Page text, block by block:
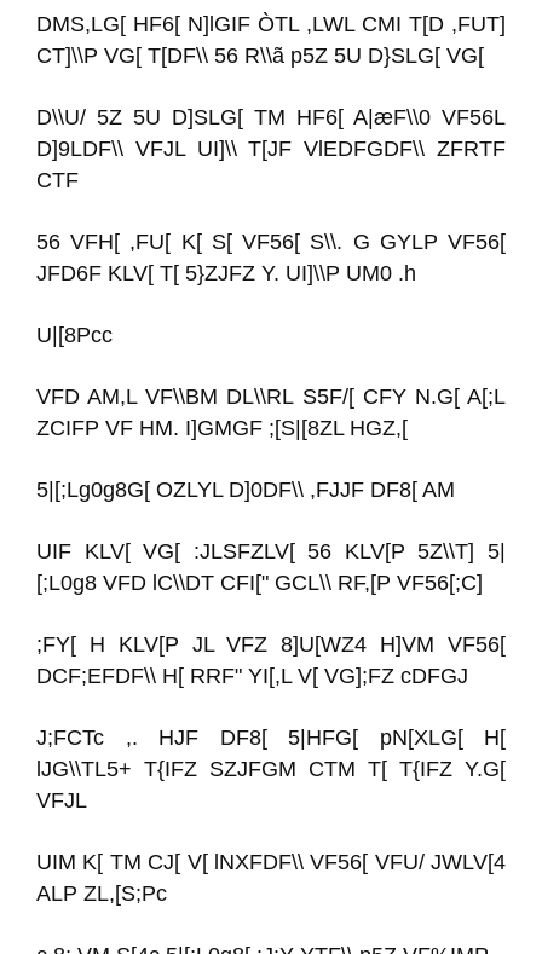
DMS,LG[ HF6[ N]lGIF ÒTL ,LWL CMI T[D ,FUT]
CT]\\P VG[ T[DF\\ 56 R\\ã p5Z 5U D}SLG[ VG[
D\\U/ 5Z 5U D]SLG[ TM HF6[ A|æF\\0 VF56L
D]9LDF\\ VFJL UI]\\ T[JF VlEDFGDF\\ ZFRTF
CTF
56 VFH[ ,FU[ K[ S[ VF56[ S\\. G GYLP VF56[
JFD6F KLV[ T[ 5}ZJFZ Y. UI]\\P UM0 .h
U|[8Pcc
VFD AM,L VF\\BM DL\\RL S5F/[ CFY N.G[ A[;L
ZCIFP VF HM. I]GMGF ;[S|[8ZL HGZ,[
5|[;Lg0g8G[ OZLYL D]0DF\\ ,FJJF DF8[ AM
UIF KLV[ VG[ :JLSFZLV[ 56 KLV[P 5Z\\T] 5|
[;L0g8 VFD lC\\DT CFI[" GCL\\ RF,[P VF56[;C]
;FY[ H KLV[P JL VFZ 8]U[WZ4 H]VM VF56[
DCF;EFDF\\ H[ RRF" YI[,L V[ VG];FZ cDFGJ
J;FCTc ,. HJF DF8[ 5|HFG[ pN[XLG[ H[
lJG\\TL5+ T{IFZ SZJFGM CTM T[ T{IFZ Y.G[
VFJL
UIM K[ TM CJ[ V[ lNXFDF\\ VF56[ VFU/ JWLV[4
ALP ZL,[S;Pc